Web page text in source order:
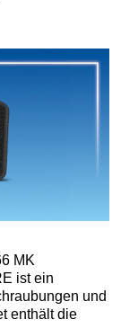
MK
ist ein
und
enthält die